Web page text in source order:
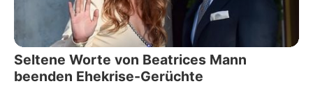
Seltene Worte von Beatrices Mann
beenden Ehekrise-Gerüchte